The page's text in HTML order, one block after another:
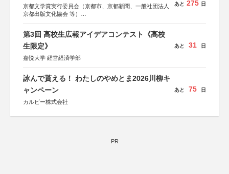
京都文学賞実行委員会（京都市、京都新聞、一般社団法人
京都出版文化協会 等）
KADOKAWA、河出書房新社、幻冬舎、講談社、光文社、
集英社、小学館、祥伝社、新潮社、淡交社、ちいさいミシ
マ社、徳間書店、早川書房、PHP研究所、双葉社、文藝春
あと 275 日
第3回 高校生広報アイデアコンテスト《高校
生限定》
嘉悦大学 経営経済学部
あと 31 日
詠んで貰える！ わたしのやめとま2026川柳キ
ャンペーン
カルビー株式会社
あと 75 日
PR